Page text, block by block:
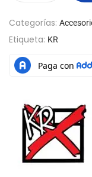
Categorías:
Etiqueta: KR